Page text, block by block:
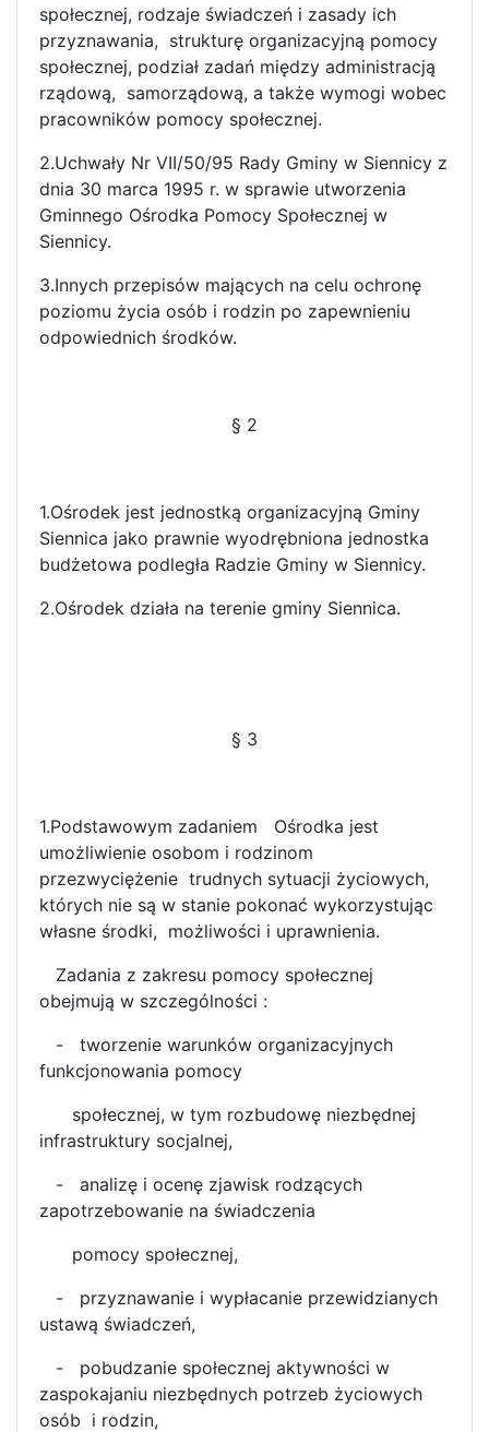
społecznej, rodzaje świadczeń i zasady ich
przyznawania, strukturę organizacyjną pomocy
społecznej, podział zadań między administracją
rządową, samorządową, a także wymogi wobec
pracowników pomocy społecznej.
2.Uchwały Nr VII/50/95 Rady Gminy w Siennicy z
dnia 30 marca 1995 r. w sprawie utworzenia
Gminnego Ośrodka Pomocy Społecznej w
Siennicy.
3.Innych przepisów mających na celu ochronę
poziomu życia osób i rodzin po zapewnieniu
odpowiednich środków.
§ 2
1.Ośrodek jest jednostką organizacyjną Gminy
Siennica jako prawnie wyodrębniona jednostka
budżetowa podległa Radzie Gminy w Siennicy.
2.Ośrodek działa na terenie gminy Siennica.
§ 3
1.Podstawowym zadaniem Ośrodka jest
umożliwienie osobom i rodzinom
przezwyciężenie trudnych sytuacji życiowych,
których nie są w stanie pokonać wykorzystując
własne środki, możliwości i uprawnienia.
Zadania z zakresu pomocy społecznej
obejmują w szczególności :
- tworzenie warunków organizacyjnych
funkcjonowania pomocy
społecznej, w tym rozbudowę niezbędnej
infrastruktury socjalnej,
- analizę i ocenę zjawisk rodzących
zapotrzebowanie na świadczenia
pomocy społecznej,
- przyznawanie i wypłacanie przewidzianych
ustawą świadczeń,
- pobudzanie społecznej aktywności w
zaspokajaniu niezbędnych potrzeb życiowych
osób i rodzin,